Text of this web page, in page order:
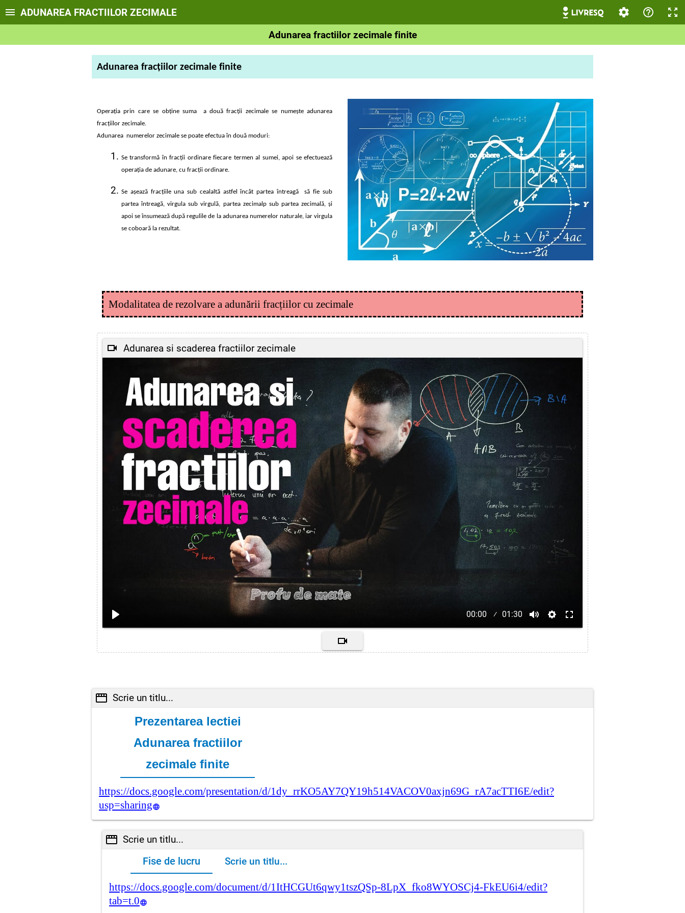
ADUNAREA FRACTIILOR ZECIMALE
Adunarea fractiilor zecimale finite
Adunarea fracţiilor zecimale finite
Operaţia prin care se obţine suma a două fracţii zecimale se numeşte adunarea
fracţiilor zecimale.
Adunarea numerelor zecimale se poate efectua în două moduri:
Se transformă în fracţii ordinare fiecare termen al sumei, apoi se efectuează
operaţia de adunare, cu fracţii ordinare.
Se aşează fracţiile una sub cealaltă astfel încât partea întreagă să fie sub
partea întreagă, virgula sub virgulă, partea zecimalp sub partea zecimală, şi
apoi se însumează după regulile de la adunarea numerelor naturale, iar virgula
se coboară la rezultat.
Modalitatea de rezolvare a adunării fracțiilor cu zecimale
Adunarea si scaderea fractiilor zecimale
00:00 01:30
Scrie un titlu...
Prezentarea lectiei
Adunarea fractiilor
zecimale finite
https://docs.google.com/presentation/d/1dy_rrKO5AY7QY19h514VACOV0axjn69G_rA7acTTI6E/edit?
usp=sharing
Scrie un titlu...
Fise de lucru Scrie un titlu...
https://docs.google.com/document/d/1ItHCGUt6qwy1tszQSp-8LpX_fko8WYOSCj4-FkEU6i4/edit?
tab=t.0